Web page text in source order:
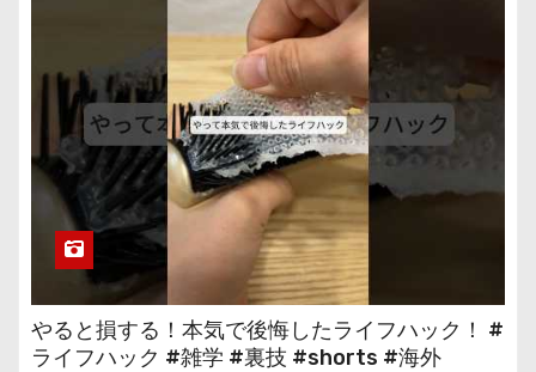
やると損する！本気で後悔したライフハック！ #
ライフハック #雑学 #裏技 #shorts #海外